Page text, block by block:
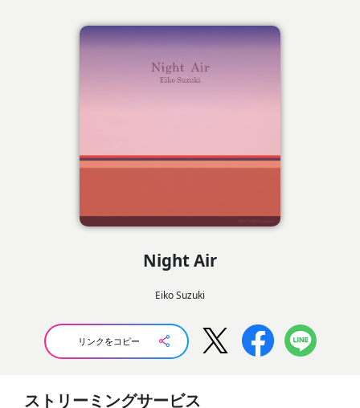
Night Air
Eiko Suzuki
リンクをコピー
ストリーミングサービス